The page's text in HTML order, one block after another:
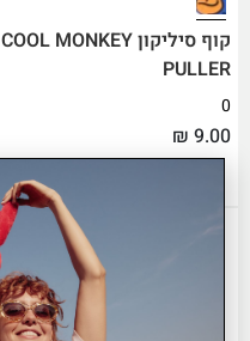
קוף סיליקון COOL MONKEY
PULLER
0
₪ 9.00